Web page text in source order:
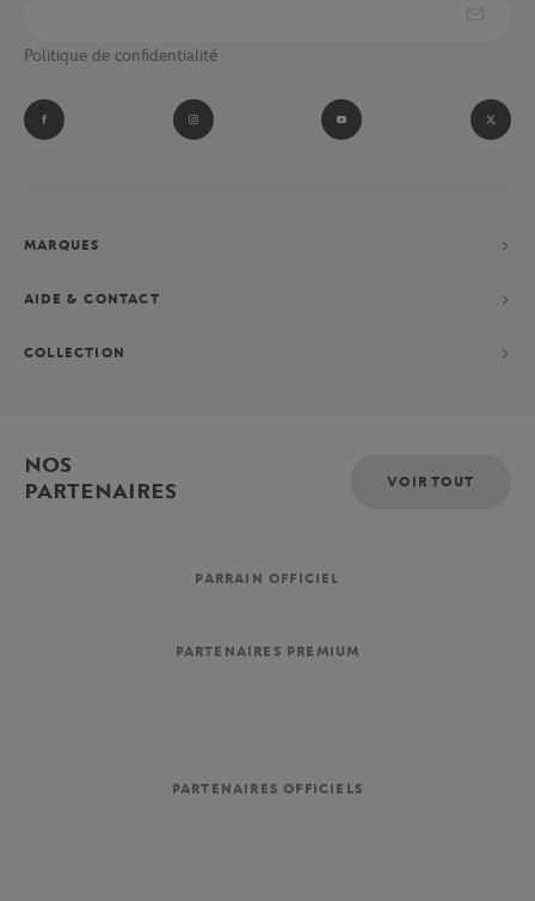
Politique de confidentialité
MARQUES
AIDE & CONTACT
COLLECTION
NOS
PARTENAIRES
VOIR TOUT
PARRAIN OFFICIEL
PARTENAIRES PREMIUM
PARTENAIRES OFFICIELS